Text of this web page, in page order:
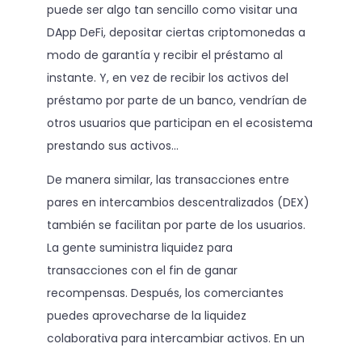
puede ser algo tan sencillo como visitar una
DApp DeFi, depositar ciertas criptomonedas a
modo de garantía y recibir el préstamo al
instante. Y, en vez de recibir los activos del
préstamo por parte de un banco, vendrían de
otros usuarios que participan en el ecosistema
prestando sus activos…
De manera similar, las transacciones entre
pares en intercambios descentralizados (DEX)
también se facilitan por parte de los usuarios.
La gente suministra liquidez para
transacciones con el fin de ganar
recompensas. Después, los comerciantes
puedes aprovecharse de la liquidez
colaborativa para intercambiar activos. En un